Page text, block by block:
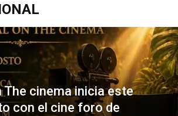
The cinema inicia este
con el cine foro de